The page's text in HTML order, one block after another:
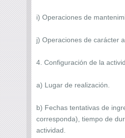
i) Operaciones de
j) Operaciones de carácter
4. Configuración de la
a) Lugar de realización.
b) Fechas tentativas de
corresponda), tiempo de
actividad.